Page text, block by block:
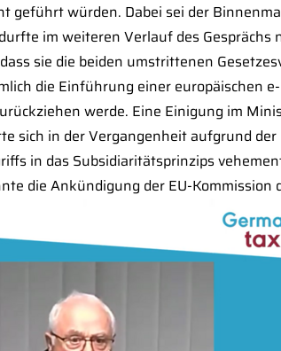
geführt würden. Dabei sei der
im weiteren Verlauf des Gesprächs
sie die beiden umstrittenen
die Einführung einer europäischen
werde. Eine Einigung im
sich in der Vergangenheit aufgrund
in das Subsidiaritätsprinzips
die Ankündigung der EU-Kommission